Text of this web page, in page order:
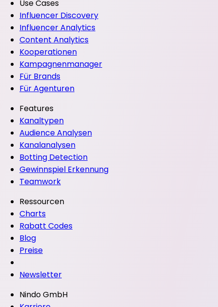
Use Cases
Influencer Discovery
Influencer Analytics
Content Analytics
Kooperationen
Kampagnenmanager
Für Brands
Für Agenturen
Features
Kanaltypen
Audience Analysen
Kanalanalysen
Botting Detection
Gewinnspiel Erkennung
Teamwork
Ressourcen
Charts
Rabatt Codes
Blog
Preise
Newsletter
Nindo GmbH